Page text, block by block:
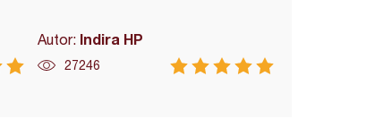
Autor: Indira HP
27246